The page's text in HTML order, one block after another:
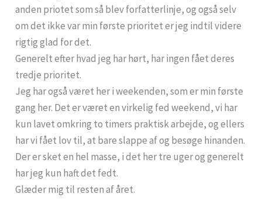
anden priotet som så blev forfatterlinje, og også selv
om det ikke var min første prioritet er jeg indtil videre
rigtig glad for det.
Generelt efter hvad jeg har hørt, har ingen fået deres
tredje prioritet.
Jeg har også været her i weekenden, som er min første
gang her. Det er været en virkelig fed weekend, vi har
kun lavet omkring to timers praktisk arbejde, og ellers
har vi fået lov til, at bare slappe af og besøge hinanden.
Der er sket en hel masse, i det her tre uger og generelt
har jeg kun haft det fedt.
Glæder mig til resten af året.